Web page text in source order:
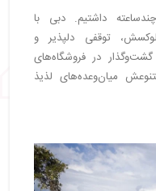
داشتیم. دبی با
توقفی دلپذیر و
در فروشگاه‌های
میان‌وعده‌های لذیذ